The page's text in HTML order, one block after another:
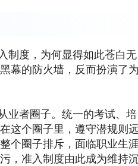
制度，为何显得如此苍白无
幕的防火墙，反而扮演了为
业者圈子。统一的考试、培
这个圈子里，遵守潜规则
个圈子排斥，面临职业生
，准入制度由此成为维持